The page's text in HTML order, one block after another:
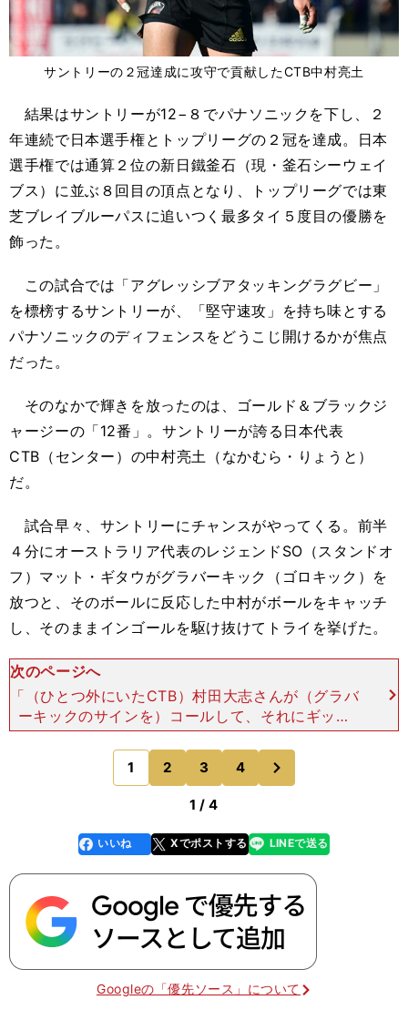
サントリーの２冠達成に攻守で貢献したCTB中村亮土
結果はサントリーが12−８でパナソニックを下し、２
年連続で日本選手権とトップリーグの２冠を達成。日本
選手権では通算２位の新日鐵釜石（現・釜石シーウェイ
ブス）に並ぶ８回目の頂点となり、トップリーグでは東
芝ブレイブルーパスに追いつく最多タイ５度目の優勝を
飾った。
この試合では「アグレッシブアタッキングラグビー」
を標榜するサントリーが、「堅守速攻」を持ち味とする
パナソニックのディフェンスをどうこじ開けるかが焦点
だった。
そのなかで輝きを放ったのは、ゴールド＆ブラックジ
ャージーの「12番」。サントリーが誇る日本代表
CTB（センター）の中村亮土（なかむら・りょうと）
だ。
試合早々、サントリーにチャンスがやってくる。前半
４分にオーストラリア代表のレジェンドSO（スタンドオ
フ）マット・ギタウがグラバーキック（ゴロキック）を
放つと、そのボールに反応した中村がボールをキャッチ
し、そのままインゴールを駆け抜けてトライを挙げた。
次のページへ
「（ひとつ外にいたCTB）村田大志さんが（グラバ
ーキックのサインを）コールして、それにギッツ
（ギタウ）も僕も連動して動き、僕の前にたまたま
ボールが転がってきた。（お互いに）コミュニケー
ションが取れてい
1 2 3 4
のページへ
1 / 4
faceboo
k
いいね Xでポストする
line LINEで送る
Googleの「優先ソース」について